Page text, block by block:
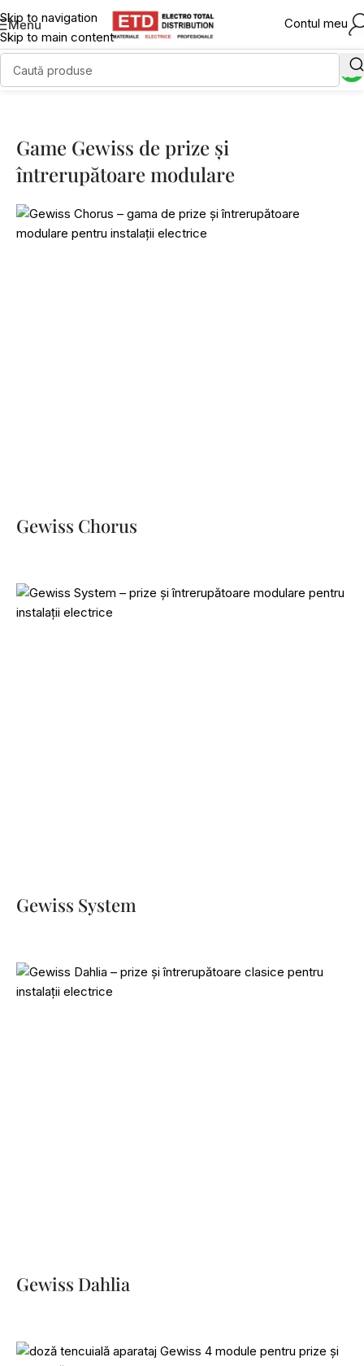
Skip to navigation
Skip to main content
Menu Contul meu
Game Gewiss de prize și
întrerupătoare modulare
Gewiss Chorus
Gewiss System
Gewiss Dahlia